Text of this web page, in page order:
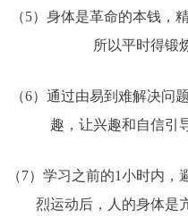
（5）身体是革命的本钱，
所以平时得锻
（6）通过由易到难解决问
趣，让兴趣和自信引
（7）学习之前的1小时内
烈运动后，人的身体是